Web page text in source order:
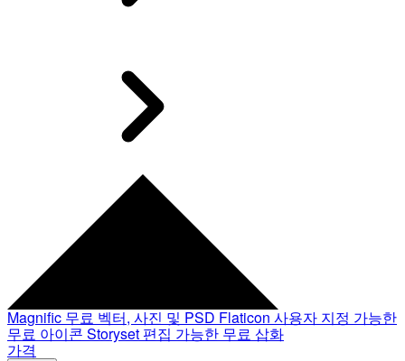
Magnific 무료 벡터, 사진 및 PSD Flaticon 사용자 지정 가능한
무료 아이콘 Storyset 편집 가능한 무료 삽화
가격